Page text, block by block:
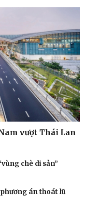
vượt Thái Lan
chè di sản”
án thoát lũ